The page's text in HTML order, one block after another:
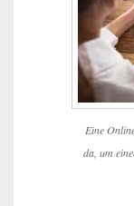
Eine
da, um